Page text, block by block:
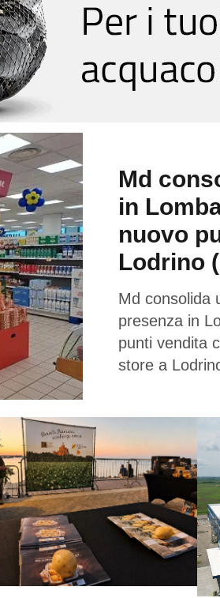
Md
in
nuovo
Lodrino
Md consolida
presenza in
punti vendita
store a